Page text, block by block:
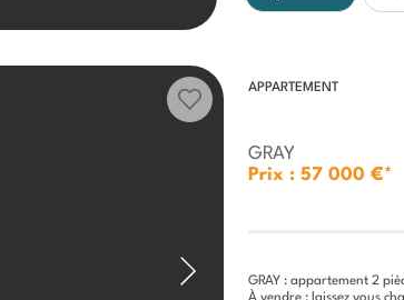
APPARTEMENT
GRAY
Prix : 57 000 €*
GRAY : appartement 2